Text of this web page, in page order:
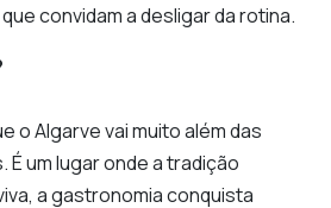
convidam a desligar da rotina.
o Algarve vai muito além das
É um lugar onde a tradição
a gastronomia conquista